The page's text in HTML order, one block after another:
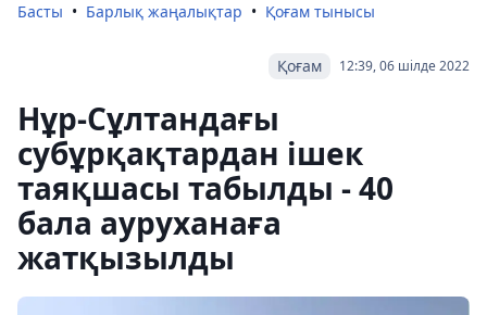
Басты Барлық жаңалықтар Қоғам тынысы
12:39, 06 шілде 2022
Қоғам
Нұр-Сұлтандағы
субұрқақтардан ішек
таяқшасы табылды - 40
бала ауруханаға
жатқызылды